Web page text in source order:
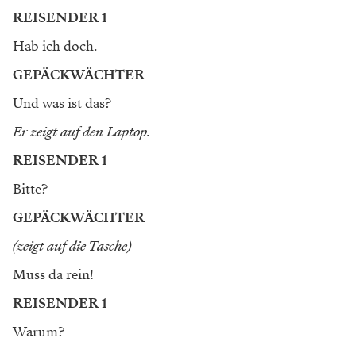
REISENDER 1
Hab ich doch.
GEPÄCKWÄCHTER
Und was ist das?
Er zeigt auf den Laptop.
REISENDER 1
Bitte?
GEPÄCKWÄCHTER
(zeigt auf die Tasche)
Muss da rein!
REISENDER 1
Warum?